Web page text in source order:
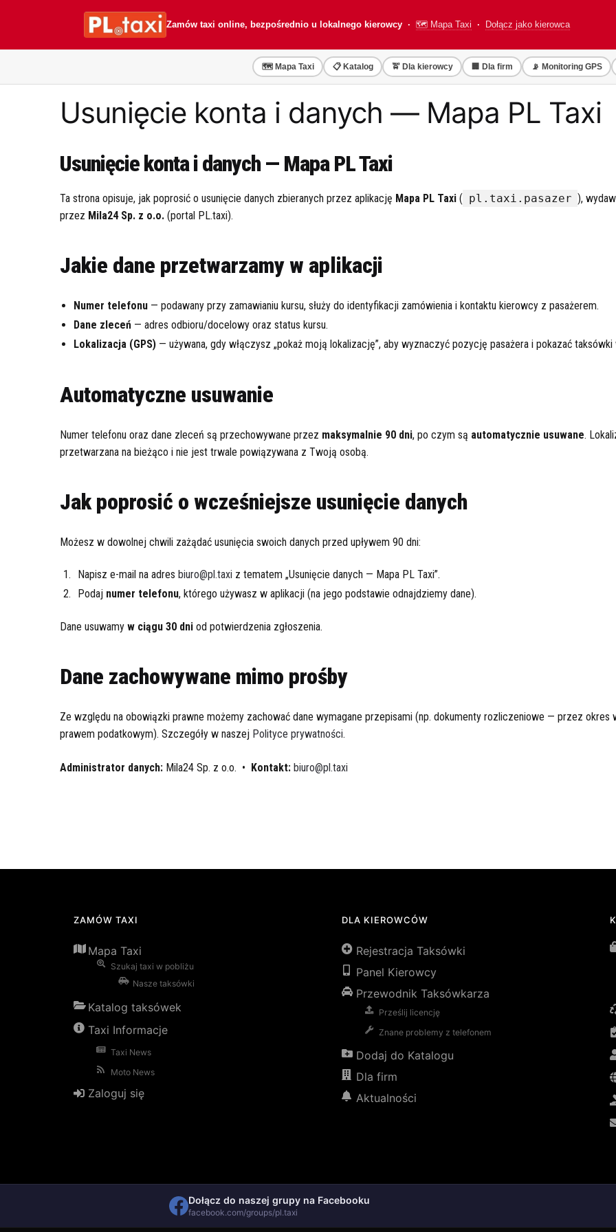
Zamów taxi online, bezpośrednio u lokalnego kierowcy · 🗺️ Mapa Taxi · Dołącz jako kierowca
🗺️ Mapa Taxi 📋 Katalog 🚖 Dla kierowcy 🏢 Dla firm 📡 Monitoring GPS
Usunięcie konta i danych — Mapa PL Taxi
Usunięcie konta i danych — Mapa PL Taxi
Ta strona opisuje, jak poprosić o usunięcie danych zbieranych przez aplikację Mapa PL Taxi ( pl.taxi.pasazer ),
przez Mila24 Sp. z o.o. (portal PL.taxi).
Jakie dane przetwarzamy w aplikacji
Numer telefonu — podawany przy zamawianiu kursu, służy do identyfikacji zamówienia i kontaktu kierowcy z pasażerem.
Dane zleceń — adres odbioru/docelowy oraz status kursu.
Lokalizacja (GPS) — używana, gdy włączysz „pokaż moją lokalizację”, aby wyznaczyć pozycję pasażera i pokazać taksówki
Automatyczne usuwanie
Numer telefonu oraz dane zleceń są przechowywane przez maksymalnie 90 dni, po czym są automatycznie usuwane.
przetwarzana na bieżąco i nie jest trwale powiązywana z Twoją osobą.
Jak poprosić o wcześniejsze usunięcie danych
Możesz w dowolnej chwili zażądać usunięcia swoich danych przed upływem 90 dni:
Napisz e-mail na adres biuro@pl.taxi z tematem „Usunięcie danych — Mapa PL Taxi”.
Podaj numer telefonu, którego używasz w aplikacji (na jego podstawie odnajdziemy dane).
Dane usuwamy w ciągu 30 dni od potwierdzenia zgłoszenia.
Dane zachowywane mimo prośby
Ze względu na obowiązki prawne możemy zachować dane wymagane przepisami (np. dokumenty rozliczeniowe — przez okres
prawem podatkowym). Szczegóły w naszej Polityce prywatności.
Administrator danych: Mila24 Sp. z o.o. • Kontakt: biuro@pl.taxi
ZAMÓW TAXI
Mapa Taxi
Szukaj taxi w pobliżu
Nasze taksówki
Katalog taksówek
Taxi Informacje
Taxi News
Moto News
Zaloguj się
DLA KIEROWCÓW
Rejestracja Taksówki
Panel Kierowcy
Przewodnik Taksówkarza
Prześlij licencję
Znane problemy z telefonem
Dodaj do Katalogu
Dla firm
Aktualności
Dołącz do naszej grupy na Facebooku
facebook.com/groups/pl.taxi